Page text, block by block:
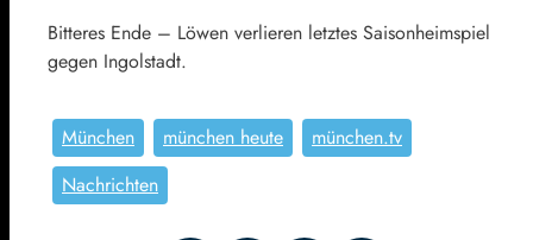
Bitteres Ende – Löwen verlieren letztes Saisonheimspiel
gegen Ingolstadt.
München münchen heute
münchen.tv
Nachrichten